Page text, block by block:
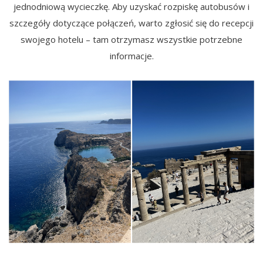
jednodniową wycieczkę. Aby uzyskać rozpiskę autobusów i
szczegóły dotyczące połączeń, warto zgłosić się do recepcji
swojego hotelu – tam otrzymasz wszystkie potrzebne
informacje.